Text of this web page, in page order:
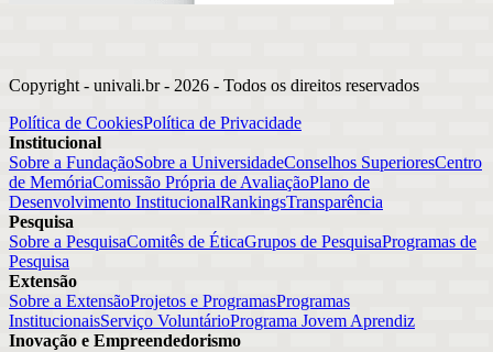
Copyright - univali.br - 2026 - Todos os direitos reservados
Política de CookiesPolítica de Privacidade
Institucional
Sobre a FundaçãoSobre a UniversidadeConselhos SuperioresCentro
de MemóriaComissão Própria de AvaliaçãoPlano de
Desenvolvimento InstitucionalRankingsTransparência
Pesquisa
Sobre a PesquisaComitês de ÉticaGrupos de PesquisaProgramas de
Pesquisa
Extensão
Sobre a ExtensãoProjetos e ProgramasProgramas
InstitucionaisServiço VoluntárioPrograma Jovem Aprendiz
Inovação e Empreendedorismo